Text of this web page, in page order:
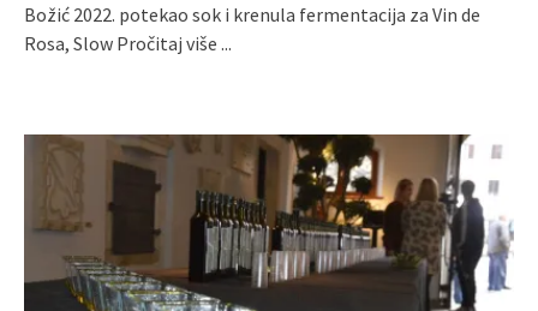
Božić 2022. potekao sok i krenula fermentacija za Vin de
Rosa, Slow Pročitaj više ...